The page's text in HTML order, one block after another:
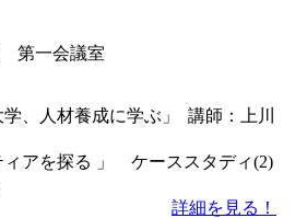
第一会議室
、人材養成に学ぶ」 講師：上川
ィアを探る 」 ケーススタディ(2)
詳細を見る！